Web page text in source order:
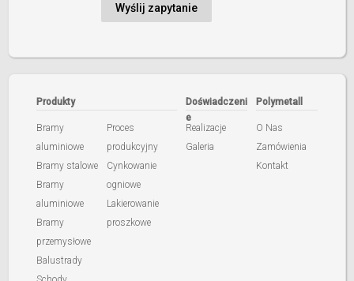
Produkty
Bramy
aluminiowe
Bramy stalowe
Bramy
aluminiowe
Bramy
przemysłowe
Balustrady
Proces
produkcyjny
Cynkowanie
ogniowe
Lakierowanie
proszkowe
Doświadczeni
e
Realizacje
Galeria
Polymetall
O Nas
Zamówienia
Kontakt